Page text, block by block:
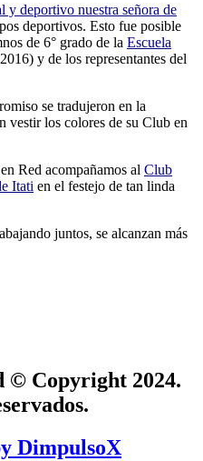
y deportivo nuestra señora de
deportivos. Esto fue posible
de 6° grado de la Escuela
y de los representantes del
se tradujeron en la
vestir los colores de su Club en
Red acompañamos al Club
Itati en el festejo de tan linda
juntos, se alcanzan más
© Copyright 2024.
DimpulsoX